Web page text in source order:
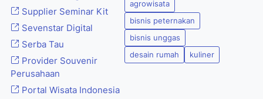
Supplier Seminar Kit
Sevenstar Digital
Serba Tau
Provider Souvenir
Perusahaan
Portal Wisata Indonesia
agrowisata
bisnis peternakan
bisnis unggas
desain rumah
kuliner